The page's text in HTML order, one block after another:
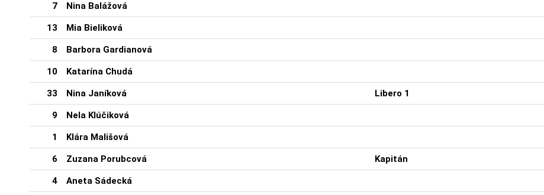
7 Nina Balážová
13 Mia Bieliková
8 Barbora Gardianová
10 Katarína Chudá
33 Nina Janíková Libero 1
9 Nela Klúčiková
1 Klára Mališová
6 Zuzana Porubcová Kapitán
4 Aneta Sádecká